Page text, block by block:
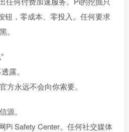
钮，零成本、零投入。任何要求
。
露。
方永远不会向你索要。
源。
Pi Safety Center。任何社交媒体